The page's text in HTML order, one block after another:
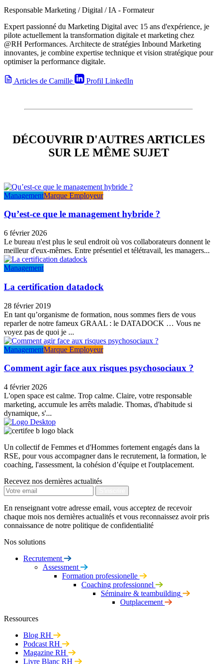
Responsable Marketing / Digital / IA - Formateur
Expert passionné du Marketing Digital avec 15 ans d'expérience, je
pilote actuellement la transformation digitale et marketing chez
@RH Performances. Architecte de stratégies Inbound Marketing
innovantes, je combine expertise technique et vision stratégique pour
optimiser la performance digitale.
Articles de Camille Profil LinkedIn
DÉCOUVRIR D'AUTRES ARTICLES
SUR LE MÊME SUJET
ManagementMarque Employeur
Qu’est-ce que le management hybride ?
6 février 2026
Le bureau n'est plus le seul endroit où vos collaborateurs donnent le
meilleur d'eux-mêmes. Entre présentiel et télétravail, les managers...
Management
La certification datadock
28 février 2019
En tant qu’organisme de formation, nous sommes fiers de vous
reparler de notre fameux GRAAL : le DATADOCK … Vous ne
voyez pas de quoi je ...
ManagementMarque Employeur
Comment agir face aux risques psychosociaux ?
4 février 2026
L'open space est calme. Trop calme. Claire, votre responsable
marketing, accumule les arrêts maladie. Thomas, d'habitude si
dynamique, s'...
Un collectif de Femmes et d'Hommes fortement engagés dans la
RSE, pour vous accompagner dans le recrutement, la formation, le
coaching, l'assessment, la cohésion d’équipe et l'outplacement.
Recevez nos dernières actualités
En renseignant votre adresse email, vous acceptez de recevoir
chaque mois nos dernières actualités et vous reconnaissez avoir pris
connaissance de notre politique de confidentialité
Nos solutions
Recrutement
Assessment
Formation professionelle
Coaching professionnel
Séminaire & teambuilding
Outplacement
Ressources
Blog RH
Podcast RH
Magazine RH
Livre Blanc RH